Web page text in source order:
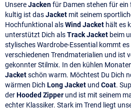
UnsereJackenfür Damen stehen für
kultig ist dasJacket mit seinem
Hochfunktional alsWind Jacket hält es
unterstützt Dich alsTrack Jacket beim
stylisches Wardrobe-Essential kommt es
verschiedenen Trendmaterialien und ist
gekonnter Stilmix. In den kühlen
Jacketschön warm. Möchtest Du Dich
wärmen Dich Long Jacket und Coat.
derHooded Zipper und ist mit seinem
echter Klassiker. Stark im Trend liegt